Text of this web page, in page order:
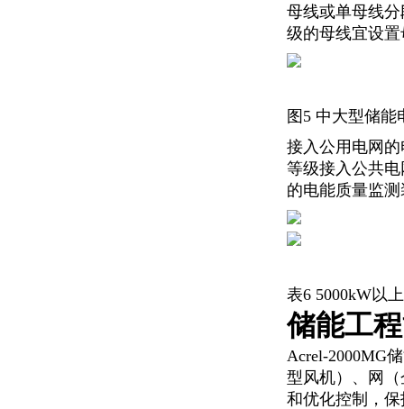
母线或单母线
级的母线宜设
图5 中大型储
接入公用电网
等级接入公共
的电能质量监
表6 5000kW以
储能工
Acrel-2000MG
型风机）、网
和优化控制，